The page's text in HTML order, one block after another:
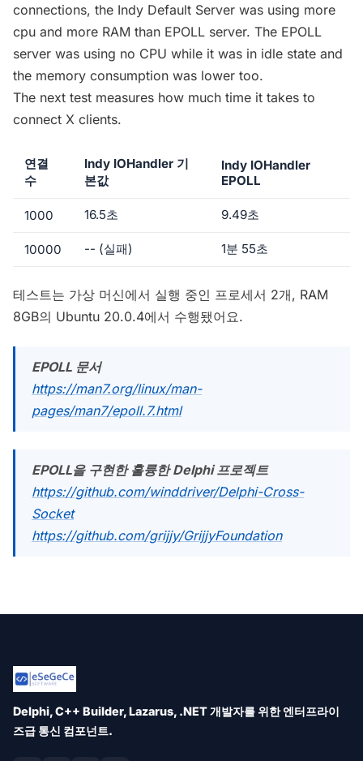
connections, the Indy Default Server was using more
cpu and more RAM than EPOLL server. The EPOLL
server was using no CPU while it was in idle state and
the memory consumption was lower too.
The next test measures how much time it takes to
connect X clients.
연결
수
Indy IOHandler 기
본값
Indy IOHandler
EPOLL
1000 16.5초 9.49초
10000 -- (실패) 1분 55초
테스트는 가상 머신에서 실행 중인 프로세서 2개, RAM
8GB의 Ubuntu 20.0.4에서 수행됐어요.
EPOLL 문서
https://man7.org/linux/man-
pages/man7/epoll.7.html
EPOLL을 구현한 훌륭한 Delphi 프로젝트
https://github.com/winddriver/Delphi-Cross-
Socket
https://github.com/grijjy/GrijjyFoundation
Delphi, C++ Builder, Lazarus, .NET 개발자를 위한 엔터프라이
즈급 통신 컴포넌트.